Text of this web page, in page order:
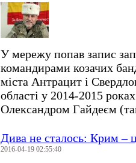
У мережу попав запис
командирами козачих
міста Антрацит і
області у 2014-2015
Олександром Гайдеєм
Дива не сталось: Крим –
2016-04-19 02:55:40